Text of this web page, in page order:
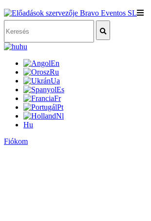
hu
En
Ru
Ua
Es
Fr
Pt
Nl
Hu
Fiókom